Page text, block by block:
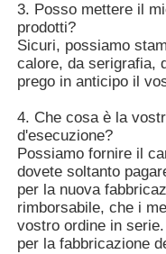
3. Posso mettere il
prodotti?
Sicuri, possiamo
calore, da serigrafia,
prego in anticipo il
4. Che cosa è la
d'esecuzione?
Possiamo fornire il
dovete soltanto
per la nuova
rimborsabile, che i
vostro ordine in
per la fabbricazione